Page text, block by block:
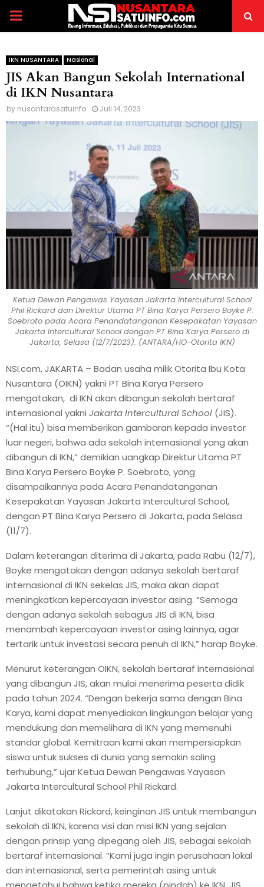
PRIMARY
IKN NUSANTARA Nasional
JIS Akan Bangun Sekolah International
di IKN Nusantara
by nusantarasatuinfo Juli 14, 2023
Ketua Dewan Pengawas Yayasan Jakarta Intercultural School
Phil Rickard dan Direktur Utama PT Bina Karya Persero Boyke P.
Soebroto pada Acara Penandatanganan Kesepakatan Yayasan
Jakarta Intercultural School dengan PT Bina Karya Persero di
Jakarta, Selasa (12/7/2023). (ANTARA/HO-Otorita IKN)
NSI.com, JAKARTA – Badan usaha milik Otorita Ibu Kota
Nusantara (OIKN) yakni PT Bina Karya Persero
mengatakan, di IKN akan dibangun sekolah bertaraf
internasional yakni Jakarta Intercultural School (JIS).
“(Hal itu) bisa memberikan gambaran kepada investor
luar negeri, bahwa ada sekolah internasional yang akan
dibangun di IKN,” demikian uangkap Direktur Utama PT
Bina Karya Persero Boyke P. Soebroto, yang
disampaikannya pada Acara Penandatanganan
Kesepakatan Yayasan Jakarta Intercultural School,
dengan PT Bina Karya Persero di Jakarta, pada Selasa
(11/7).
Dalam keterangan diterima di Jakarta, pada Rabu (12/7),
Boyke mengatakan dengan adanya sekolah bertaraf
internasional di IKN sekelas JIS, maka akan dapat
meningkatkan kepercayaan investor asing. “Semoga
dengan adanya sekolah sebagus JIS di IKN, bisa
menambah kepercayaan investor asing lainnya, agar
tertarik untuk investasi secara penuh di IKN,” harap Boyke.
Menurut keterangan OIKN, sekolah bertaraf internasional
yang dibangun JIS, akan mulai menerima peserta didik
pada tahun 2024. “Dengan bekerja sama dengan Bina
Karya, kami dapat menyediakan lingkungan belajar yang
mendukung dan memelihara di IKN yang memenuhi
standar global. Kemitraan kami akan mempersiapkan
siswa untuk sukses di dunia yang semakin saling
terhubung,” ujar Ketua Dewan Pengawas Yayasan
Jakarta Intercultural School Phil Rickard.
Lanjut dikatakan Rickard, keinginan JIS untuk membangun
sekolah di IKN, karena visi dan misi IKN yang sejalan
dengan prinsip yang dipegang oleh JIS, sebagai sekolah
bertaraf internasional. “Kami juga ingin perusahaan lokal
dan internasional, serta pemerintah asing untuk